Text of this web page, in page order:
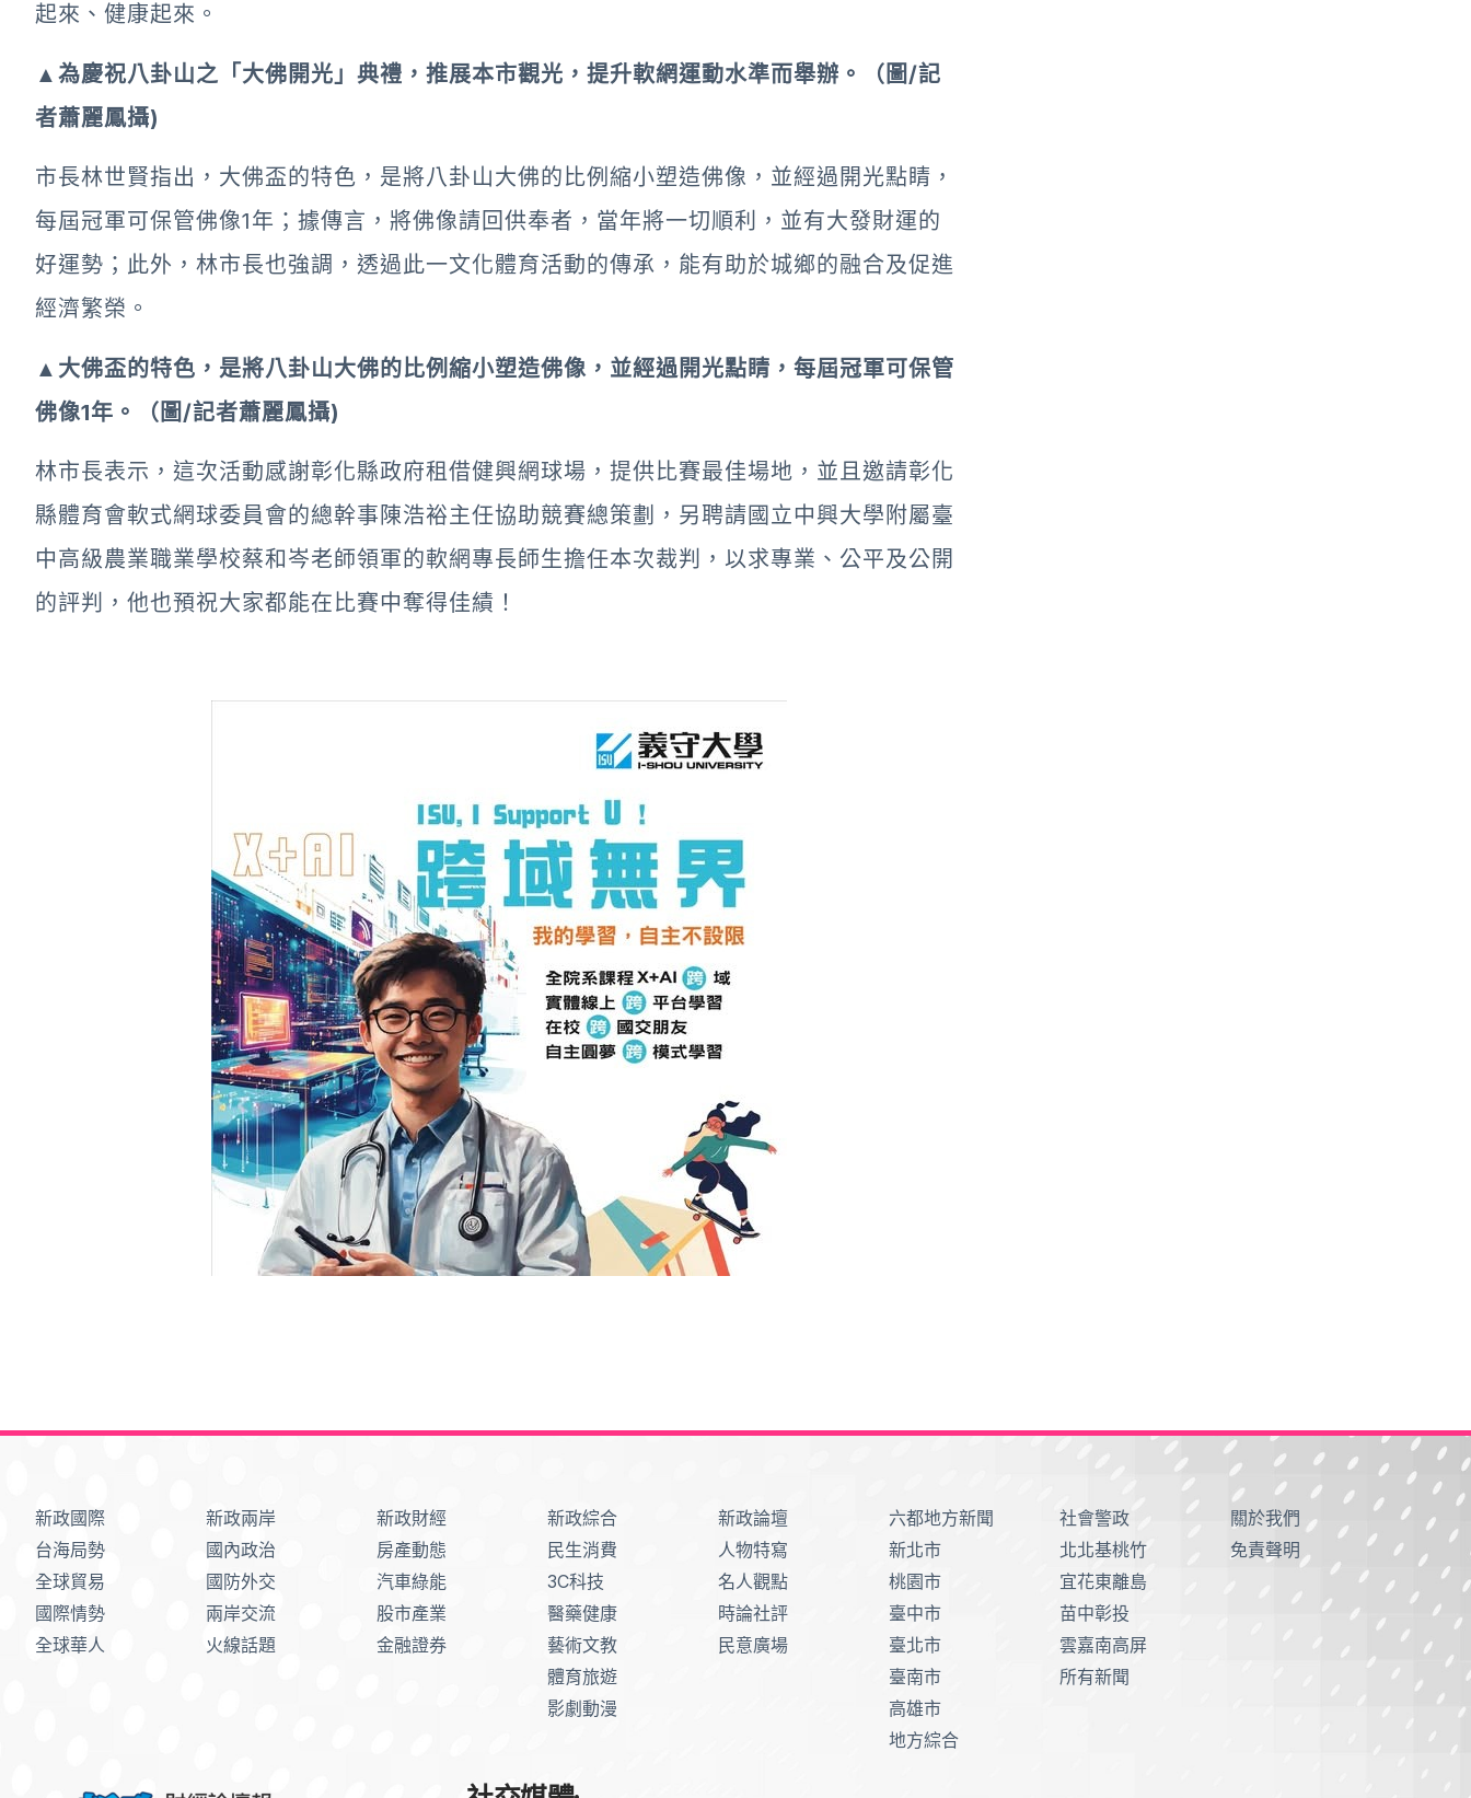
起來、健康起來。
▲為慶祝八卦山之「大佛開光」典禮，推展本市觀光，提升軟網運動水準而舉辦。（圖/記
者蕭麗鳳攝)
市長林世賢指出，大佛盃的特色，是將八卦山大佛的比例縮小塑造佛像，並經過開光點睛，
每屆冠軍可保管佛像1年；據傳言，將佛像請回供奉者，當年將一切順利，並有大發財運的
好運勢；此外，林市長也強調，透過此一文化體育活動的傳承，能有助於城鄉的融合及促進
經濟繁榮。
▲大佛盃的特色，是將八卦山大佛的比例縮小塑造佛像，並經過開光點睛，每屆冠軍可保管
佛像1年。（圖/記者蕭麗鳳攝)
林市長表示，這次活動感謝彰化縣政府租借健興網球場，提供比賽最佳場地，並且邀請彰化
縣體育會軟式網球委員會的總幹事陳浩裕主任協助競賽總策劃，另聘請國立中興大學附屬臺
中高級農業職業學校蔡和岑老師領軍的軟網專長師生擔任本次裁判，以求專業、公平及公開
的評判，他也預祝大家都能在比賽中奪得佳績！
新政國際
台海局勢
全球貿易
國際情勢
全球華人
新政兩岸
國內政治
國防外交
兩岸交流
火線話題
新政財經
房產動態
汽車綠能
股市產業
金融證券
新政綜合
民生消費
3C科技
醫藥健康
藝術文教
體育旅遊
影劇動漫
新政論壇
人物特寫
名人觀點
時論社評
民意廣場
六都地方新聞
新北市
桃園市
臺中市
臺北市
臺南市
高雄市
地方綜合
社會警政
北北基桃竹
宜花東離島
苗中彰投
雲嘉南高屏
所有新聞
關於我們
免責聲明